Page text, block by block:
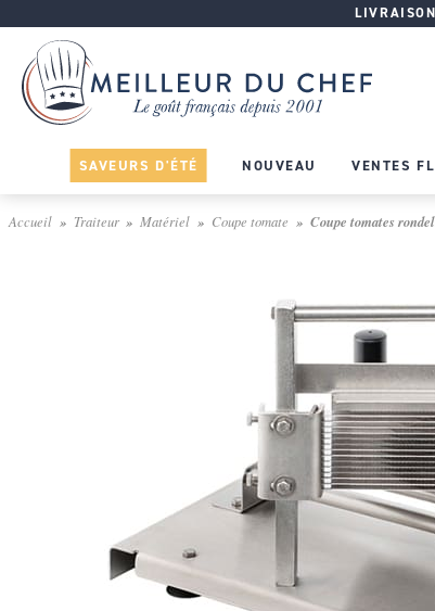
SAVEURS D'ÉTÉ NOUVEAU VENTES
Accueil Traiteur Matériel Coupe tomate Coupe tomates